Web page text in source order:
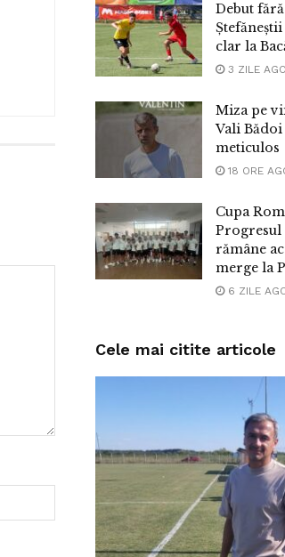
Debut
Ștefăneștii
clar la
3 ZILE AGO
Miza pe
Vali
meticulos
18 ORE
Cupa
Progresul
rămâne
merge la
6 ZILE
Cele mai citite articole